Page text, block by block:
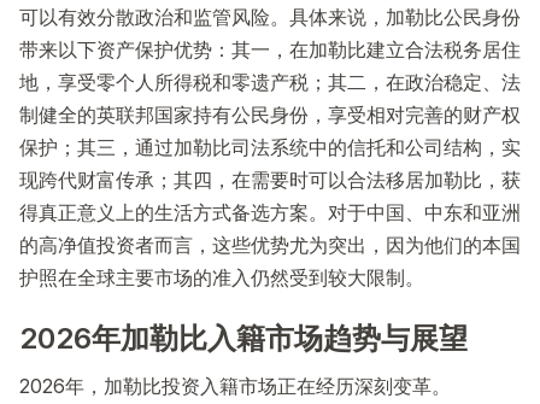
可以有效分散政治和监管风险。具体来说，加勒比公民身份
带来以下资产保护优势：其一，在加勒比建立合法税务居住
地，享受零个人所得税和零遗产税；其二，在政治稳定、法
制健全的英联邦国家持有公民身份，享受相对完善的财产权
保护；其三，通过加勒比司法系统中的信托和公司结构，实
现跨代财富传承；其四，在需要时可以合法移居加勒比，获
得真正意义上的生活方式备选方案。对于中国、中东和亚洲
的高净值投资者而言，这些优势尤为突出，因为他们的本国
护照在全球主要市场的准入仍然受到较大限制。
2026年加勒比入籍市场趋势与展望
2026年，加勒比投资入籍市场正在经历深刻变革。